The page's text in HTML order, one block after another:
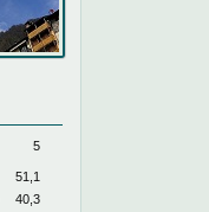
5
51,1
40,3